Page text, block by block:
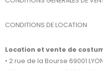
CONDITIONS DE LOCATION
Location et vente de
• 2 rue de la Bourse 69001